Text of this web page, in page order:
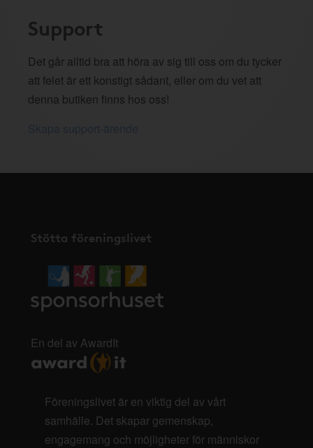
Support
Det går alltid bra att höra av sig till oss om du tycker
att felet är ett konstigt sådant, eller om du vet att
denna butiken finns hos oss!
Stötta föreningslivet
En del av AwardIt
Föreningslivet är en viktig del av vårt
samhälle. Det skapar gemenskap,
engagemang och möjligheter för människor